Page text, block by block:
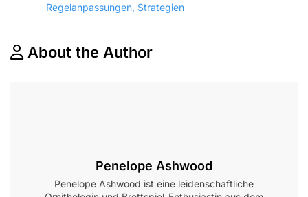
Regelanpassungen, Strategien
About the Author
Penelope Ashwood
Penelope Ashwood ist eine leidenschaftliche